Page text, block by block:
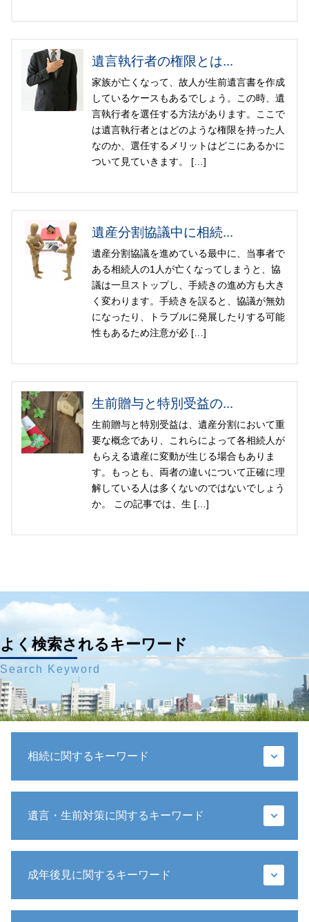
遺言執行者の権限とは...
家族が亡くなって、故人が生前遺言書を作成
しているケースもあるでしょう。この時、遺
言執行者を選任する方法があります。ここで
は遺言執行者とはどのような権限を持った人
なのか、選任するメリットはどこにあるかに
ついて見ていきます。 […]
遺産分割協議中に相続...
遺産分割協議を進めている最中に、当事者で
ある相続人の1人が亡くなってしまうと、協
議は一旦ストップし、手続きの進め方も大き
く変わります。手続きを誤ると、協議が無効
になったり、トラブルに発展したりする可能
性もあるため注意が必 […]
生前贈与と特別受益の...
生前贈与と特別受益は、遺産分割において重
要な概念であり、これらによって各相続人が
もらえる遺産に変動が生じる場合もありま
す。もっとも、両者の違いについて正確に理
解している人は多くないのではないでしょう
か。 この記事では、生 […]
よく検索されるキーワード
Search Keyword
相続に関するキーワード
相続放棄 デメリット
相続 兄弟
相続人 死亡
遺言・生前対策に関するキーワード
公正証書遺言 もめる
遺言書 効力
成年後見に関するキーワード